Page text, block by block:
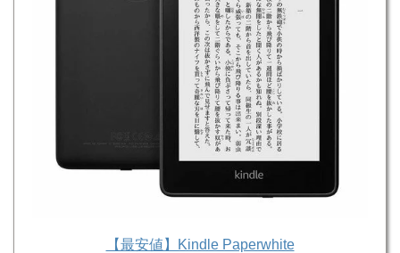
【最安値】Kindle Paperwhite